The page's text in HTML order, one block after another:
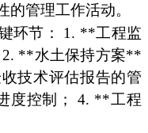
的管理工作活动。
环节： 1. **工程监
**水土保持方案**
技术评估报告的管
度控制； 4. **工程